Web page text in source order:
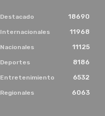
Destacado 18690
Internacionales 11968
Nacionales 11125
Deportes 8186
Entretenimiento 6532
Regionales 6063